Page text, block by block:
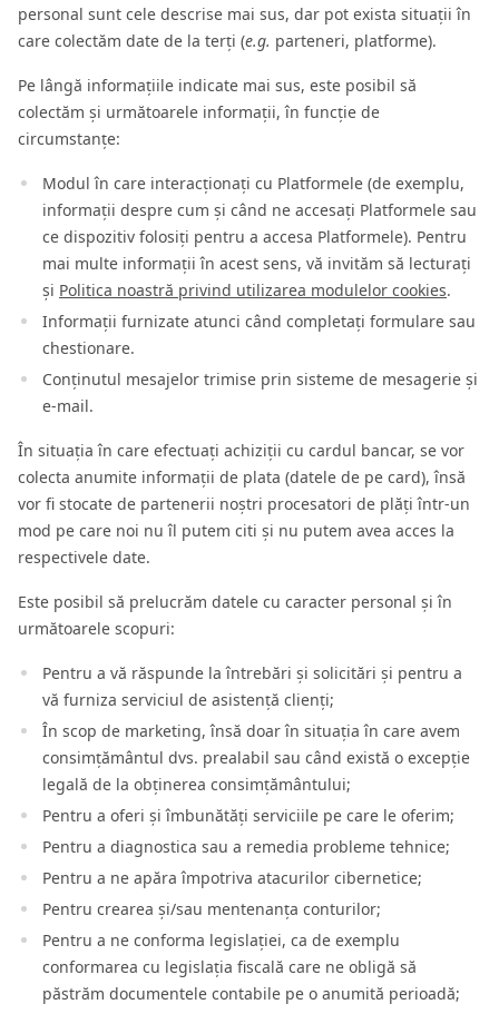
personal sunt cele descrise mai sus, dar pot exista situații în
care colectăm date de la terți (e.g. parteneri, platforme).
Pe lângă informațiile indicate mai sus, este posibil să
colectăm și următoarele informații, în funcție de
circumstanțe:
Modul în care interacționați cu Platformele (de exemplu,
informații despre cum și când ne accesați Platformele sau
ce dispozitiv folosiți pentru a accesa Platformele). Pentru
mai multe informații în acest sens, vă invităm să lecturați
și Politica noastră privind utilizarea modulelor cookies.
Informații furnizate atunci când completați formulare sau
chestionare.
Conținutul mesajelor trimise prin sisteme de mesagerie și
e-mail.
În situația în care efectuați achiziții cu cardul bancar, se vor
colecta anumite informații de plata (datele de pe card), însă
vor fi stocate de partenerii noștri procesatori de plăți într-un
mod pe care noi nu îl putem citi și nu putem avea acces la
respectivele date.
Este posibil să prelucrăm datele cu caracter personal și în
următoarele scopuri:
Pentru a vă răspunde la întrebări și solicitări și pentru a
vă furniza serviciul de asistență clienți;
În scop de marketing, însă doar în situația în care avem
consimțământul dvs. prealabil sau când există o excepție
legală de la obținerea consimțământului;
Pentru a oferi și îmbunătăți serviciile pe care le oferim;
Pentru a diagnostica sau a remedia probleme tehnice;
Pentru a ne apăra împotriva atacurilor cibernetice;
Pentru crearea și/sau mentenanța conturilor;
Pentru a ne conforma legislației, ca de exemplu
conformarea cu legislația fiscală care ne obligă să
păstrăm documentele contabile pe o anumită perioadă;